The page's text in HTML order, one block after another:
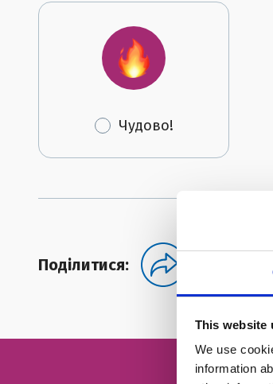
This website
We use
information
Чудово!
Поділитися: